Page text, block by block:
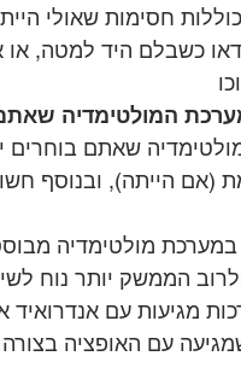
חסימות שאולי
כשבלם היד למטה,
המולטימדיה
שאתם בוחרים
(אם הייתה), ובנוסף
מולטימדיה
הממשק יותר נוח
מגיעות עם
עם האופציה